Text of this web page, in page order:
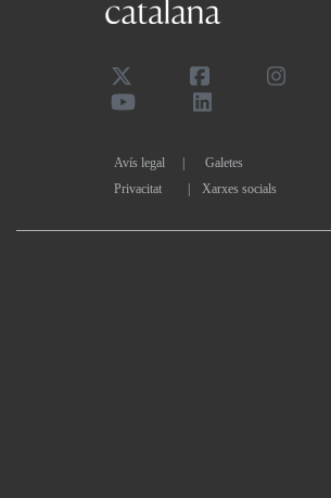
Avís legal
Galetes
Privacitat
| Xarxes socials